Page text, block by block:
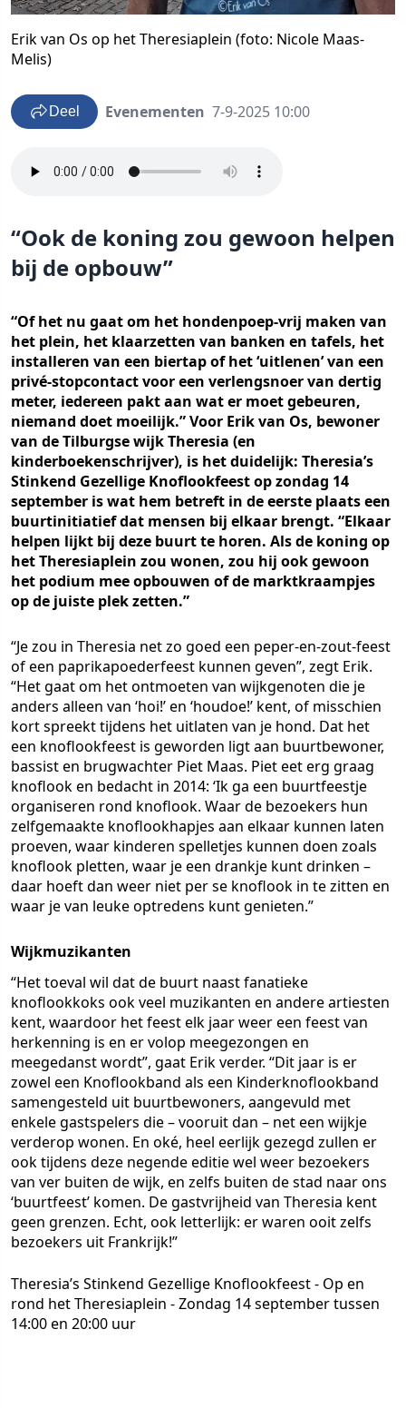
Erik van Os op het Theresiaplein (foto: Nicole Maas-
Melis)
Deel Evenementen 7-9-2025 10:00
“Ook de koning zou gewoon helpen
bij de opbouw”
“Of het nu gaat om het hondenpoep-vrij maken van
het plein, het klaarzetten van banken en tafels, het
installeren van een biertap of het ‘uitlenen’ van een
privé-stopcontact voor een verlengsnoer van dertig
meter, iedereen pakt aan wat er moet gebeuren,
niemand doet moeilijk.” Voor Erik van Os, bewoner
van de Tilburgse wijk Theresia (en
kinderboekenschrijver), is het duidelijk: Theresia’s
Stinkend Gezellige Knoflookfeest op zondag 14
september is wat hem betreft in de eerste plaats een
buurtinitiatief dat mensen bij elkaar brengt. “Elkaar
helpen lijkt bij deze buurt te horen. Als de koning op
het Theresiaplein zou wonen, zou hij ook gewoon
het podium mee opbouwen of de marktkraampjes
op de juiste plek zetten.”
“Je zou in Theresia net zo goed een peper-en-zout-feest
of een paprikapoederfeest kunnen geven”, zegt Erik.
“Het gaat om het ontmoeten van wijkgenoten die je
anders alleen van ‘hoi!’ en ‘houdoe!’ kent, of misschien
kort spreekt tijdens het uitlaten van je hond. Dat het
een knoflookfeest is geworden ligt aan buurtbewoner,
bassist en brugwachter Piet Maas. Piet eet erg graag
knoflook en bedacht in 2014: ‘Ik ga een buurtfeestje
organiseren rond knoflook. Waar de bezoekers hun
zelfgemaakte knoflookhapjes aan elkaar kunnen laten
proeven, waar kinderen spelletjes kunnen doen zoals
knoflook pletten, waar je een drankje kunt drinken –
daar hoeft dan weer niet per se knoflook in te zitten en
waar je van leuke optredens kunt genieten.”
Wijkmuzikanten
“Het toeval wil dat de buurt naast fanatieke
knoflookkoks ook veel muzikanten en andere artiesten
kent, waardoor het feest elk jaar weer een feest van
herkenning is en er volop meegezongen en
meegedanst wordt”, gaat Erik verder. “Dit jaar is er
zowel een Knoflookband als een Kinderknoflookband
samengesteld uit buurtbewoners, aangevuld met
enkele gastspelers die – vooruit dan – net een wijkje
verderop wonen. En oké, heel eerlijk gezegd zullen er
ook tijdens deze negende editie wel weer bezoekers
van ver buiten de wijk, en zelfs buiten de stad naar ons
‘buurtfeest’ komen. De gastvrijheid van Theresia kent
geen grenzen. Echt, ook letterlijk: er waren ooit zelfs
bezoekers uit Frankrijk!”
Theresia’s Stinkend Gezellige Knoflookfeest - Op en
rond het Theresiaplein - Zondag 14 september tussen
14:00 en 20:00 uur